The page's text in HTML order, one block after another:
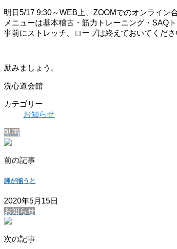
明日5/17 9:30～WEB上、ZOOMでのオンライン
メニューは基本稽古・筋力トレーニング・SAQ
事前にストレッチ、ロープは終えておいてくださ
励みましょう。
洗心道会館
カテゴリー
お知らせ
動画
前の記事
脚が揃うと
2020年5月15日
お知らせ
次の記事